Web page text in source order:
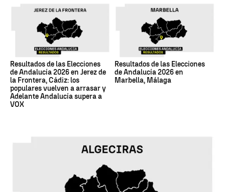
Resultados de las Elecciones
de Andalucía 2026 en Jerez de
la Frontera, Cádiz: los
populares vuelven a arrasar y
Adelante Andalucía supera a
VOX
Resultados de las Elecciones
de Andalucía 2026 en
Marbella, Málaga